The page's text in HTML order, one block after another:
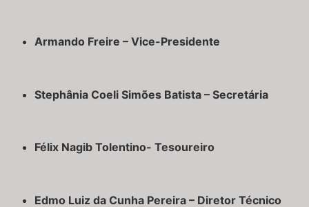
Armando Freire – Vice-Presidente
Stephânia Coeli Simões Batista – Secretária
Félix Nagib Tolentino- Tesoureiro
Edmo Luiz da Cunha Pereira – Diretor Técnico